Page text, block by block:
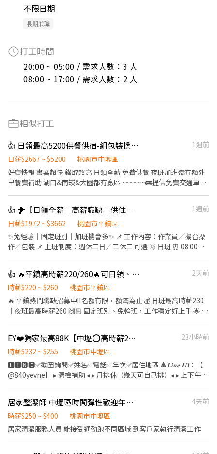
不限日期
長期兼職
打工時間
20:00 ~ 05:00 / 需求人數：3 人
08:00 ~ 17:00 / 需求人數：2 人
相似打工
👍 日領最高5200供餐供宿-組包裝操作機台
1週前
日薪$2667 ~ $5200
桃園市中壢區
好康快報 書審超快 錄取超高 日領全薪 免費供餐 夜班加班還有額外
早餐費補助 湖口&南崁&大園都有廠區 ~~~~~~🚌提供免費交通車🚌
08:00~17:30(可彈性加班2h) 中班 14:30~12:00 🌛夜班
20:00~05:30(可彈性加班2h) 薪資:60000~95000 工作內容： 組裝、
包裝、測試、操作機台 ☝️用餐方式:免費 ☝️休假說明:週休六日 #提供
住宿 #免費供餐 #蘆竹 #南崁 #大園 #免費交通車 #日領全薪 #高額週
👍 🐥【日領全薪｜高薪職缺｜供住宿｜平鎮】🐥
1週前
日薪$1972 ~ $3662
桃園市平鎮區
✨免經驗｜固定班別｜加班機會多✨ 📌 工作內容：作業員／機台操
作／包裝 📌 上班制度：週休二日／二休二 可選 🌞 日班 ⏰ 08:00－
二班日班 ⏰ 07:00－19:00（12H） 💰 時薪約 230 元 🌙二休二班夜
班 ⏰ 19:00－07:00（12H） 💰 時薪約 260 元 加班費另計，收入更
穩定！ 💰額外獎金最高4200 💰 ✅ 免經驗可 ✅ 可立即上工 ✅ 冷氣廠
房 ✅ 提供制服 ✅ 提供住宿 ✅ 穩定長期工作 #提供住宿 #平鎮 #中壢
友： https://lin.ee/JefzYJo
👍 🔥平鎮高時薪220/260🔥可日領、週領‼️固定班別免輪班‼️週休二日💯錄取率高✨
2天前
時薪$220 ~ $260
桃園市平鎮區
🔥 平鎮熱門職缺招募中‼️名額有限，額滿為止 💰 日班最高時薪230
｜夜班最高時薪260 🙌🏻 固定班別、免輪班，工作穩定好上手 🌟 #
（日、夜班可選） ✔️ 二休二（日、夜班可選） 👉 上班時間： 🌞 日
班（標準班） 08:00～17:15 🌙 夜班（標準班） 20:00～05:15 👉 薪
資結構： ☀️ 標準日班：時薪220 🌙 標準夜班：時薪250 ☀ 二休二日
班：時薪230 🌙 二休二夜班：時薪260 📌 加班費依勞基法另計 👉
用餐方式： 🍱 日班午餐80元／餐（薪資內扣） 👉 工作內容： ✔️ 光
工作 #高時薪 #固定班 #免輪班 #週休二日 #二休二 #光通訊 #免經驗
#冷氣廠房 #快速上工 #桃園工作 ▃▃▃ 截圖私訊 快速報名 ▃▃▃
📲 瀨 ID：00tingting 💬 私訊婷婷小姐，立即安排上工🥳
EY❤️獨家最高88K【中壢⭕高時薪255⭕等當兵可】班別自選.門市書審.週週領薪
23小時前
時薪$232 ~ $255
桃園市中壢區
🅻🅸🅽🅴✅截圖詢問✅姓名✅電話✅年次✅居住地區 🔺𝑳𝒊𝒏𝒆 𝑰𝑫：【
@840yevne】 ▸ 體檢補助 ◂ ▸ 月排休（幾天可自己排）◂ ▸ 上下午各
或禮品(到職滿三個月享有)◂ 【 職缺介紹 】 ✅ 工作產品 : 知名超商
的食品加工/便當/御飯糰/涼麵/沙拉/三明治 ✅ 工作內容 : 食品製作烹
調、料理、配料加工、包裝、前置(洗食材)、調理(料理食材) ✅ 廠區
居家整潔師 中壢區時間彈性歡迎年後轉職
4天前
時薪$250 ~ $400
桃園市中壢區
居家清潔服務人員 能接受通勤跑不同區域 到客戶家執行清潔工作